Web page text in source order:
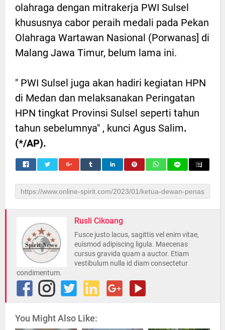
olahraga dengan mitrakerja PWI Sulsel
khususnya cabor peraih medali pada Pekan
Olahraga Wartawan Nasional (Porwanas] di
Malang Jawa Timur, belum lama ini.
" PWI Sulsel juga akan hadiri kegiatan HPN
di Medan dan melaksanakan Peringatan
HPN tingkat Provinsi Sulsel seperti tahun
tahun sebelumnya" , kunci Agus Salim.
(*/AP).
Rusli Cikoang
Fusce justo lacus, sagittis vel enim vitae,
euismod adipiscing ligula. Maecenas
cursus gravida quam a auctor. Etiam
vestibulum nulla id diam consectetur
condimentum.
You Might Also Like: